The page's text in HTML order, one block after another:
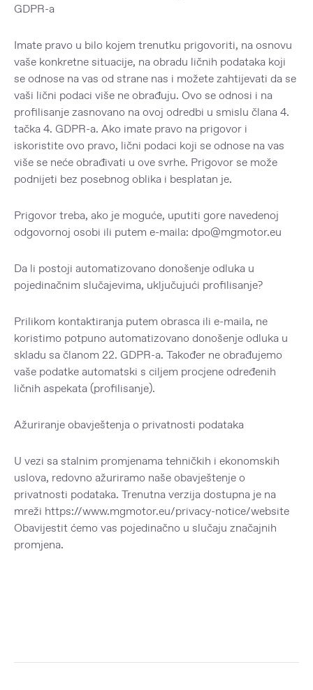
GDPR-a
Imate pravo u bilo kojem trenutku prigovoriti, na osnovu
vaše konkretne situacije, na obradu ličnih podataka koji
se odnose na vas od strane nas i možete zahtijevati da se
vaši lični podaci više ne obrađuju. Ovo se odnosi i na
profilisanje zasnovano na ovoj odredbi u smislu člana 4.
tačka 4. GDPR-a. Ako imate pravo na prigovor i
iskoristite ovo pravo, lični podaci koji se odnose na vas
više se neće obrađivati u ove svrhe. Prigovor se može
podnijeti bez posebnog oblika i besplatan je.
Prigovor treba, ako je moguće, uputiti gore navedenoj
odgovornoj osobi ili putem e-maila: dpo@mgmotor.eu
Da li postoji automatizovano donošenje odluka u
pojedinačnim slučajevima, uključujući profilisanje?
Prilikom kontaktiranja putem obrasca ili e-maila, ne
koristimo potpuno automatizovano donošenje odluka u
skladu sa članom 22. GDPR-a. Također ne obrađujemo
vaše podatke automatski s ciljem procjene određenih
ličnih aspekata (profilisanje).
Ažuriranje obavještenja o privatnosti podataka
U vezi sa stalnim promjenama tehničkih i ekonomskih
uslova, redovno ažuriramo naše obavještenje o
privatnosti podataka. Trenutna verzija dostupna je na
mreži https://www.mgmotor.eu/privacy-notice/website
Obavijestit ćemo vas pojedinačno u slučaju značajnih
promjena.